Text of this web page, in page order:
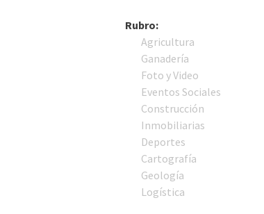
Rubro:
Agricultura
Ganadería
Foto y Video
Eventos Sociales
Construcción
Inmobiliarias
Deportes
Cartografía
Geología
Logística